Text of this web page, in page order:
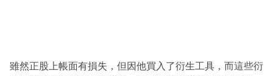
雖然正股上帳面有損失，但因他買入了衍生工具，而這些衍